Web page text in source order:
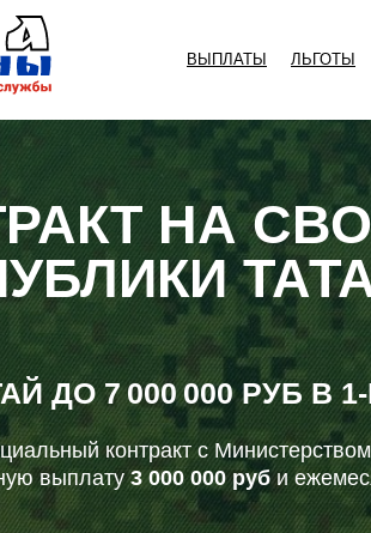
ЛЬГОТЫ
ВЫПЛАТЫ
НА
ДО7 000 000 РУБВ
контракт с
выплату3 000 000 руби